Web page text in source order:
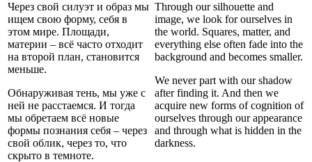
Через свой силуэт и образ мы
ищем свою форму, себя в
этом мире. Площади,
материи – всё часто отходит
на второй план, становится
меньше.
Обнаруживая тень, мы уже с
ней не расстаемся. И тогда
мы обретаем всё новые
формы познания себя – через
свой облик, через то, что
скрыто в темноте.
Through our silhouette and
image, we look for ourselves in
the world. Squares, matter, and
everything else often fade into the
background and becomes smaller.
We never part with our shadow
after finding it. And then we
acquire new forms of cognition of
ourselves through our appearance
and through what is hidden in the
darkness.⁠